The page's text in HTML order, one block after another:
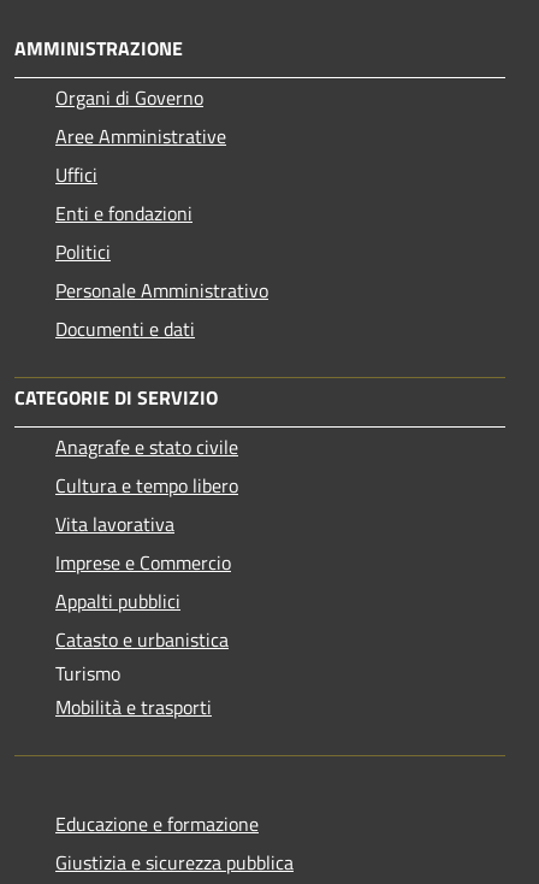
AMMINISTRAZIONE
Organi di Governo
Aree Amministrative
Uffici
Enti e fondazioni
Politici
Personale Amministrativo
Documenti e dati
CATEGORIE DI SERVIZIO
Anagrafe e stato civile
Cultura e tempo libero
Vita lavorativa
Imprese e Commercio
Appalti pubblici
Catasto e urbanistica
Turismo
Mobilità e trasporti
Educazione e formazione
Giustizia e sicurezza pubblica